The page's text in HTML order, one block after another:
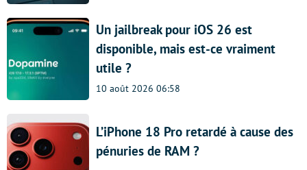
Un jailbreak pour iOS 26 est
disponible, mais est-ce vraiment
utile ?
10 août 2026 06:58
L’iPhone 18 Pro retardé à cause des
pénuries de RAM ?